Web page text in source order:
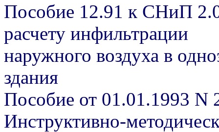
Пособие 12.91 к СНиП
расчету инфильтрации
наружного воздуха в
здания
Пособие от 01.01.1993 N
Инструктивно-